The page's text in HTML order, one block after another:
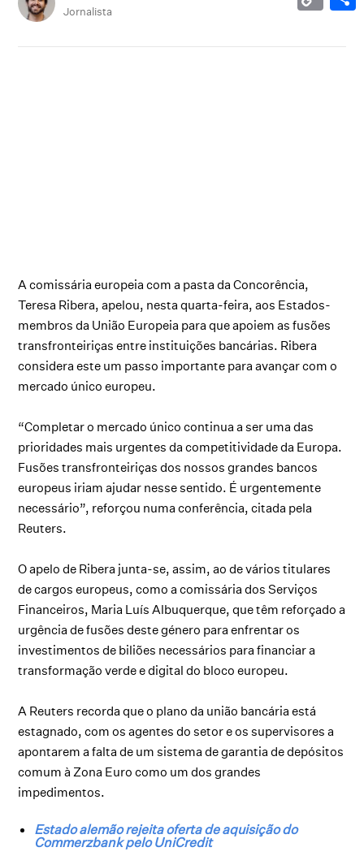
Jornalista
A comissária europeia com a pasta da Concorência,
Teresa Ribera, apelou, nesta quarta-feira, aos Estados-
membros da União Europeia para que apoiem as fusões
transfronteiriças entre instituições bancárias. Ribera
considera este um passo importante para avançar com o
mercado único europeu.
“Completar o mercado único continua a ser uma das
prioridades mais urgentes da competitividade da Europa.
Fusões transfronteiriças dos nossos grandes bancos
europeus iriam ajudar nesse sentido. É urgentemente
necessário”, reforçou numa conferência, citada pela
Reuters.
O apelo de Ribera junta-se, assim, ao de vários titulares
de cargos europeus, como a comissária dos Serviços
Financeiros, Maria Luís Albuquerque, que têm reforçado a
urgência de fusões deste género para enfrentar os
investimentos de biliões necessários para financiar a
transformação verde e digital do bloco europeu.
A Reuters recorda que o plano da união bancária está
estagnado, com os agentes do setor e os supervisores a
apontarem a falta de um sistema de garantia de depósitos
comum à Zona Euro como um dos grandes
impedimentos.
Estado alemão rejeita oferta de aquisição do
Commerzbank pelo UniCredit